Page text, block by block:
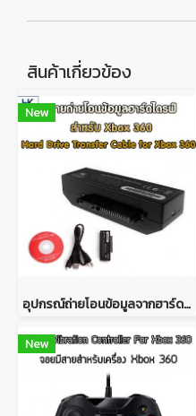
สินค้าเกี่ยวข้อง
New
อุปกรณ์ถ่ายโอนข้อมูลจากฮาร์ดดิสก์ Xbox 360 เข้าสู่คอมพิวเตอร์ Hard Drive Transfer Cable For Xbox 360 to PC
New